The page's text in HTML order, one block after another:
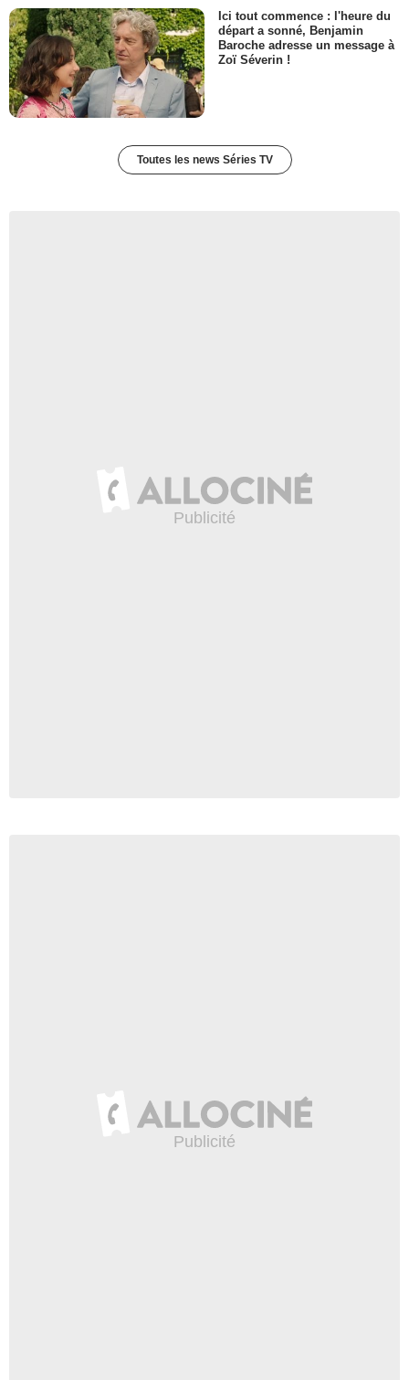
Ici tout commence : l'heure du
départ a sonné, Benjamin
Baroche adresse un message à
Zoï Séverin !
Toutes les news Séries TV